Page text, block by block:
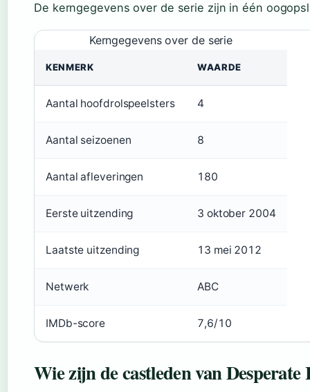
De kerngegevens over de serie zijn in één
Kerngegevens over de serie
KENMERK WAARDE
Aantal hoofdrolspeelsters 4
Aantal seizoenen 8
Aantal afleveringen 180
Eerste uitzending 3 oktober 2004
Laatste uitzending 13 mei 2012
Netwerk ABC
IMDb-score 7,6/10
Wie zijn de castleden van Desperate